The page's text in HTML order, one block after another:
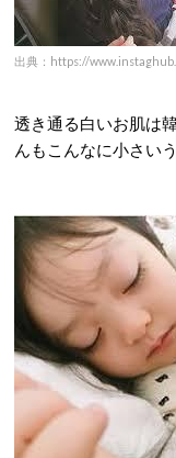
出典：https://
透き通る白いお肌は
んもこんなに小さい